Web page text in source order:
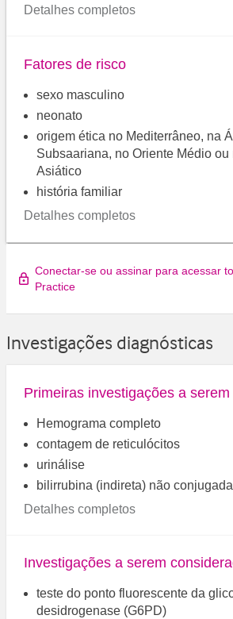
Detalhes completos
Fatores de risco
sexo masculino
neonato
origem ética no Mediterrâneo, na
Subsaariana, no Oriente Médio ou
Asiático
história familiar
Detalhes completos
Conectar-se ou assinar para acessar
Practice
Investigações diagnósticas
Primeiras investigações a
Hemograma completo
contagem de reticulócitos
urinálise
bilirrubina (indireta) não conjugada
Detalhes completos
Investigações a serem
teste do ponto fluorescente da
desidrogenase (G6PD)